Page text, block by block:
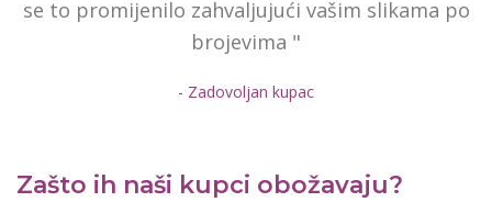
se to promijenilo zahvaljujući vašim slikama po
brojevima "
- Zadovoljan kupac
Zašto ih naši kupci obožavaju?